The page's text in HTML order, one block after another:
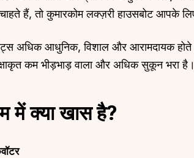
हैं, तो कुमारकोम लक्ज़री हाउसबोट आपके
अधिक आधुनिक, विशाल और आरामदायक
कम भीड़भाड़ वाला और अधिक सुकून भरा है।
में क्या खास है?
Trending This Season